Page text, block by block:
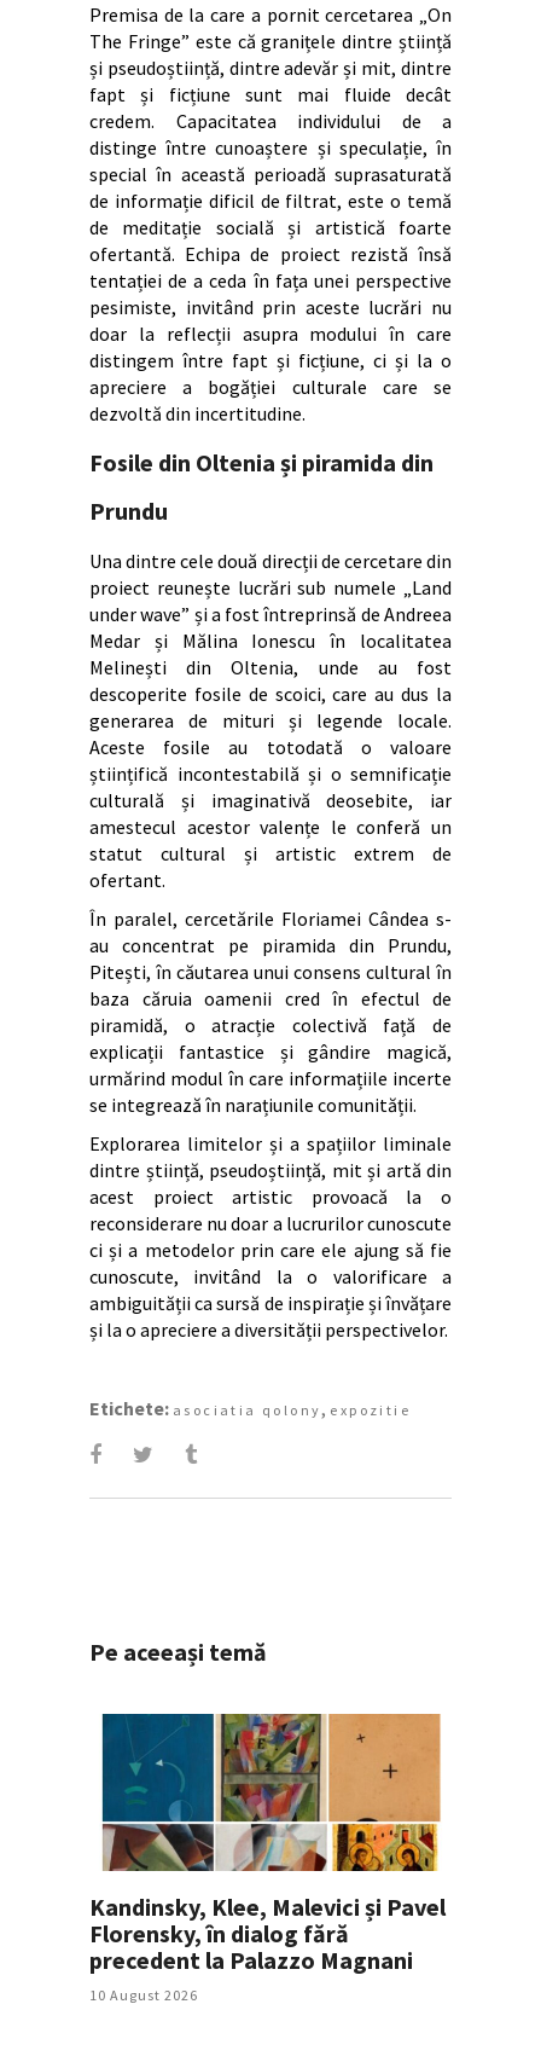
Premisa de la care a pornit cercetarea „On
The Fringe” este că granițele dintre știință
și pseudoștiință, dintre adevăr și mit, dintre
fapt și ficțiune sunt mai fluide decât
credem. Capacitatea individului de a
distinge între cunoaștere și speculație, în
special în această perioadă suprasaturată
de informație dificil de filtrat, este o temă
de meditație socială și artistică foarte
ofertantă. Echipa de proiect rezistă însă
tentației de a ceda în fața unei perspective
pesimiste, invitând prin aceste lucrări nu
doar la reflecții asupra modului în care
distingem între fapt și ficțiune, ci și la o
apreciere a bogăției culturale care se
dezvoltă din incertitudine.
Fosile din Oltenia și piramida din
Prundu
Una dintre cele două direcții de cercetare din
proiect reunește lucrări sub numele „Land
under wave” și a fost întreprinsă de Andreea
Medar și Mălina Ionescu în localitatea
Melinești din Oltenia, unde au fost
descoperite fosile de scoici, care au dus la
generarea de mituri și legende locale.
Aceste fosile au totodată o valoare
științifică incontestabilă și o semnificație
culturală și imaginativă deosebite, iar
amestecul acestor valențe le conferă un
statut cultural și artistic extrem de
ofertant.
În paralel, cercetările Floriamei Cândea s-
au concentrat pe piramida din Prundu,
Pitești, în căutarea unui consens cultural în
baza căruia oamenii cred în efectul de
piramidă, o atracție colectivă față de
explicații fantastice și gândire magică,
urmărind modul în care informațiile incerte
se integrează în narațiunile comunității.
Explorarea limitelor și a spațiilor liminale
dintre știință, pseudoștiință, mit și artă din
acest proiect artistic provoacă la o
reconsiderare nu doar a lucrurilor cunoscute
ci și a metodelor prin care ele ajung să fie
cunoscute, invitând la o valorificare a
ambiguității ca sursă de inspirație și învățare
și la o apreciere a diversității perspectivelor.
Etichete: asociatia qolony , expozitie
Pe aceeași temă
Kandinsky, Klee, Malevici și Pavel
Florensky, în dialog fără
precedent la Palazzo Magnani
10 August 2026